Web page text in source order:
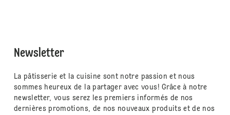
Newsletter
La pâtisserie et la cuisine sont notre passion et nous
sommes heureux de la partager avec vous! Grâce à notre
newsletter, vous serez les premiers informés de nos
dernières promotions, de nos nouveaux produits et de nos